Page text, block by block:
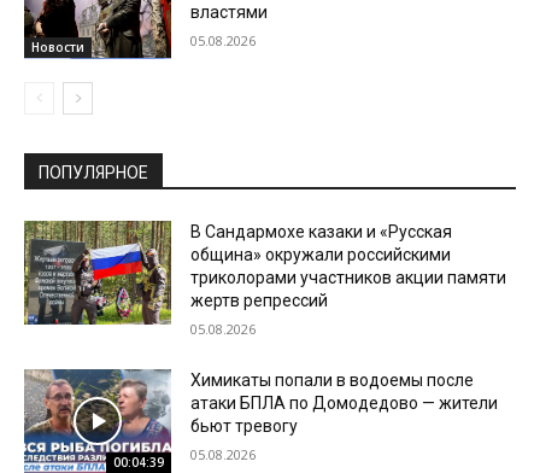
Новости
властями
05.08.2026
ПОПУЛЯРНОЕ
В Сандармохе казаки и «Русская
община» окружали российскими
триколорами участников акции памяти
жертв репрессий
05.08.2026
00:04:39
Химикаты попали в водоемы после
атаки БПЛА по Домодедово — жители
бьют тревогу
05.08.2026